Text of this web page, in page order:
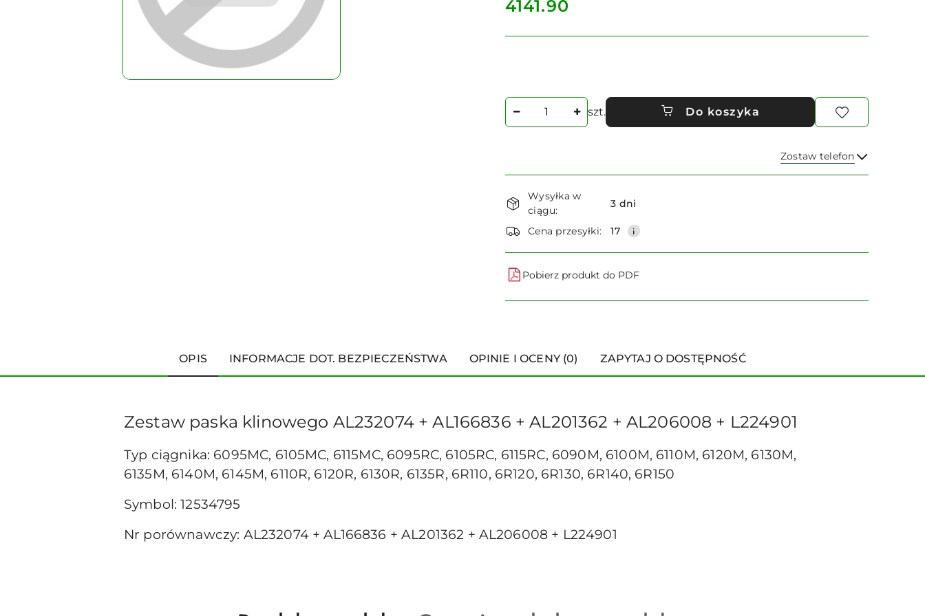
cena:
4141.90
Ilość
szt. Do koszyka
Zostaw telefon
Wyślij
Dostępność
i
dostawa
Wysyłka w
ciągu:
3 dni
Cena przesyłki: 17
Pobierz produkt do PDF
OPIS INFORMACJE DOT. BEZPIECZEŃSTWA OPINIE I OCENY (0) ZAPYTAJ O DOSTĘPNOŚĆ
Zestaw paska klinowego AL232074 + AL166836 + AL201362 + AL206008 + L224901
Typ ciągnika: 6095MC, 6105MC, 6115MC, 6095RC, 6105RC, 6115RC, 6090M, 6100M, 6110M, 6120M, 6130M,
6135M, 6140M, 6145M, 6110R, 6120R, 6130R, 6135R, 6R110, 6R120, 6R130, 6R140, 6R150
Symbol: 12534795
Nr porównawczy: AL232074 + AL166836 + AL201362 + AL206008 + L224901